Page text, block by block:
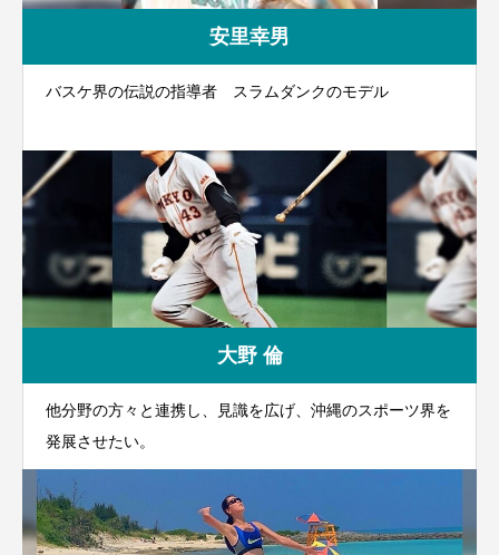
安里幸男
バスケ界の伝説の指導者 スラムダンクのモデル
大野 倫
他分野の方々と連携し、見識を広げ、沖縄のスポーツ界を
発展させたい。